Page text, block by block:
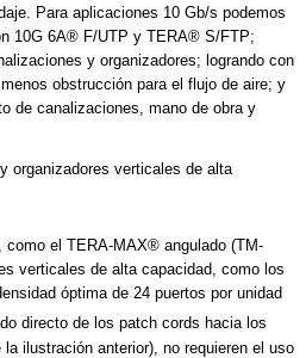
Para aplicaciones 10 Gb/s podemos
10G 6A® F/UTP y TERA® S/FTP;
y organizadores; logrando con
obstrucción para el flujo de aire; y
de canalizaciones, mano de obra y
organizadores verticales de alta
como el TERA-MAX® angulado (TM-
verticales de alta capacidad, como los
óptima de 24 puertos por unidad
directo de los patch cords hacia los
ilustración anterior), no requieren el uso